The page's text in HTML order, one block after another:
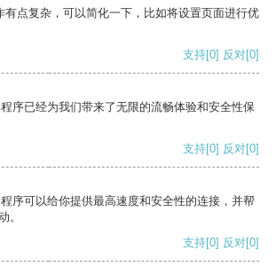
有点复杂，可以简化一下，比如将设置页面进行优
支持[0] 反对[0]
序已经为我们带来了无限的流畅体验和安全性保
支持[0] 反对[0]
序可以给你提供最高速度和安全性的连接，并帮
。
支持[0] 反对[0]